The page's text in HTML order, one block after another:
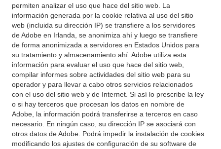
permiten analizar el uso que hace del sitio web. La
información generada por la cookie relativa al uso del sitio
web (incluida su dirección IP) se transfiere a los servidores
de Adobe en Irlanda, se anonimiza ahí y luego se transfiere
de forma anonimizada a servidores en Estados Unidos para
su tratamiento y almacenamiento ahí. Adobe utiliza esta
información para evaluar el uso que hace del sitio web,
compilar informes sobre actividades del sitio web para su
operador y para llevar a cabo otros servicios relacionados
con el uso del sitio web y de Internet. Si así lo prescribe la ley
o si hay terceros que procesan los datos en nombre de
Adobe, la información podrá transferirse a terceros en caso
necesario. En ningún caso, su dirección IP se asociará con
otros datos de Adobe. Podrá impedir la instalación de cookies
modificando los ajustes de configuración de su software de